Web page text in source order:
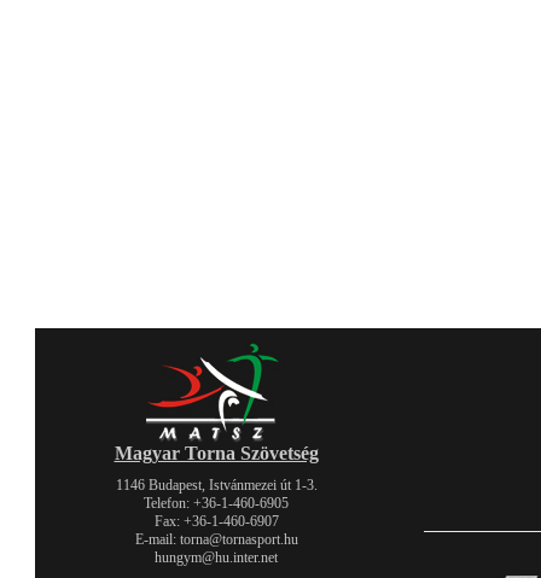
Magyar Torna Szövetség
1146 Budapest, Istvánmezei út 1-3.
Telefon: +36-1-460-6905
Fax: +36-1-460-6907
E-mail: torna@tornasport.hu
hungym@hu.inter.net